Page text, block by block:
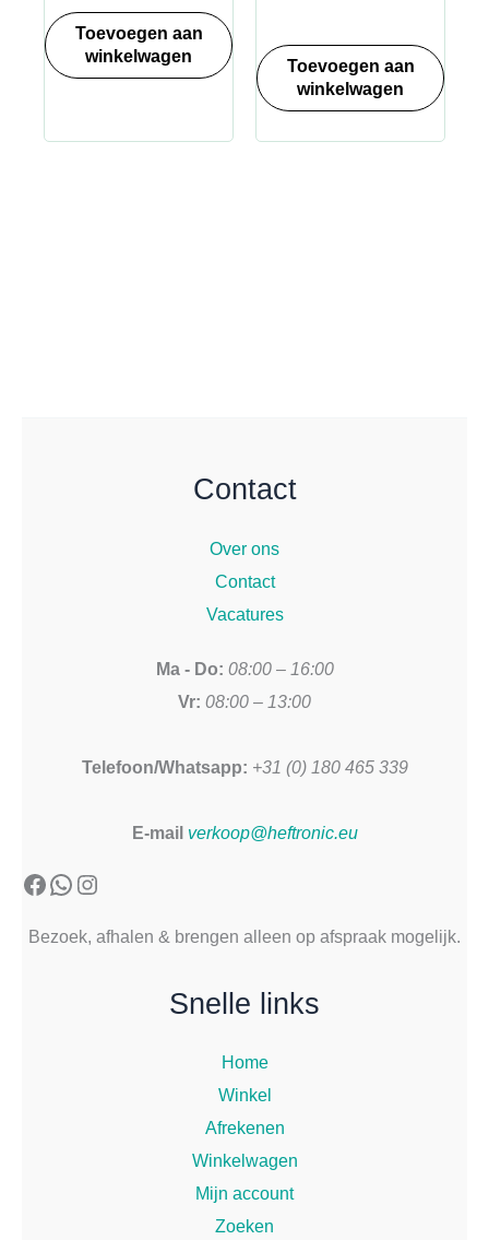
Toevoegen aan
winkelwagen
Toevoegen aan
winkelwagen
Contact
Over ons
Contact
Vacatures
Ma - Do: 08:00 – 16:00
Vr: 08:00 – 13:00
Telefoon/Whatsapp: +31 (0) 180 465 339
E-mail verkoop@heftronic.eu
Facebook
WhatsApp
Instagram
Bezoek, afhalen & brengen alleen op afspraak mogelijk.
Snelle links
Home
Winkel
Afrekenen
Winkelwagen
Mijn account
Zoeken